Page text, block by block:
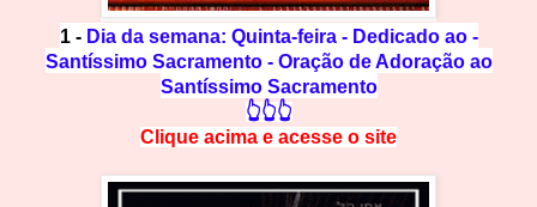
1 - Dia da semana: Quinta-feira - Dedicado ao -
Santíssimo Sacramento - Oração de Adoração ao
Santíssimo Sacramento
👆👆👆
Clique acima e acesse o site